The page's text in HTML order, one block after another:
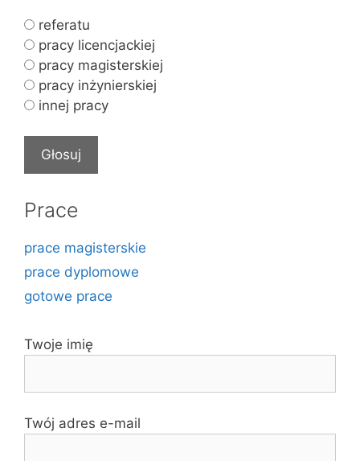
referatu
pracy licencjackiej
pracy magisterskiej
pracy inżynierskiej
innej pracy
Prace
prace magisterskie
prace dyplomowe
gotowe prace
Twoje imię
Twój adres e-mail